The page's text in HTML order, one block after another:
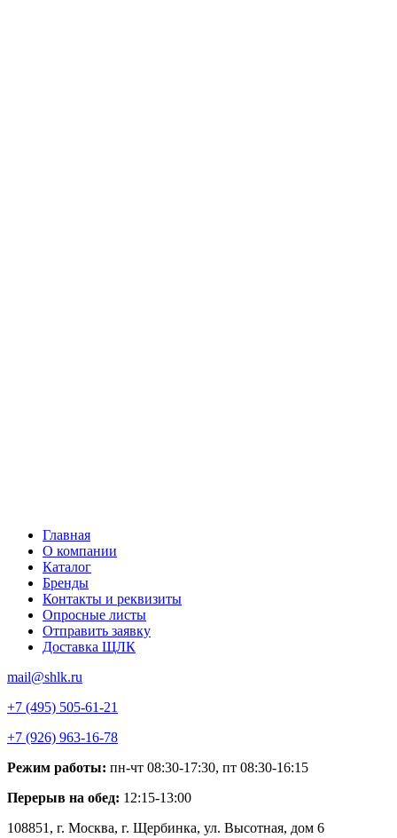
Главная
О компании
Каталог
Бренды
Контакты и реквизиты
Опросные листы
Отправить заявку
Доставка ЩЛК
mail@shlk.ru
+7 (495) 505-61-21
+7 (926) 963-16-78
Режим работы: пн-чт 08:30-17:30, пт 08:30-16:15
Перерыв на обед: 12:15-13:00
108851, г. Москва, г. Щербинка, ул. Высотная, дом 6